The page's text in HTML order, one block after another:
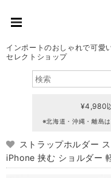
インポートのおしゃれで可愛
セレクトショップ
¥4,980
※北海道・沖縄・離島
ストラップホルダー
iPhone 挟む ショルダー